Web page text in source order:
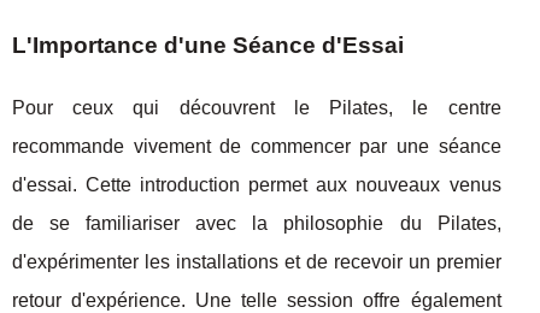
L'Importance d'une Séance d'Essai
Pour ceux qui découvrent le Pilates, le centre
recommande vivement de commencer par une séance
d'essai. Cette introduction permet aux nouveaux venus
de se familiariser avec la philosophie du Pilates,
d'expérimenter les installations et de recevoir un premier
retour d'expérience. Une telle session offre également